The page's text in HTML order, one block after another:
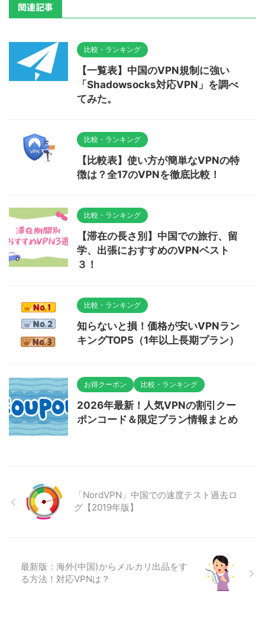
関連記事
比較・ランキング
【一覧表】中国のVPN規制に強い
「Shadowsocks対応VPN」を調べ
てみた。
比較・ランキング
【比較表】使い方が簡単なVPNの特
徴は？全17のVPNを徹底比較！
比較・ランキング
【滞在の長さ別】中国での旅行、留
学、出張におすすめのVPNベスト
３！
比較・ランキング
知らないと損！価格が安いVPNラン
キングTOP5（1年以上長期プラン）
お得クーポン 比較・ランキング
2026年最新！人気VPNの割引クー
ポンコード＆限定プラン情報まとめ
「NordVPN」中国での速度テスト過去ロ
グ【2019年版】
最新版：海外(中国)からメルカリ出品をす
る方法！対応VPNは？